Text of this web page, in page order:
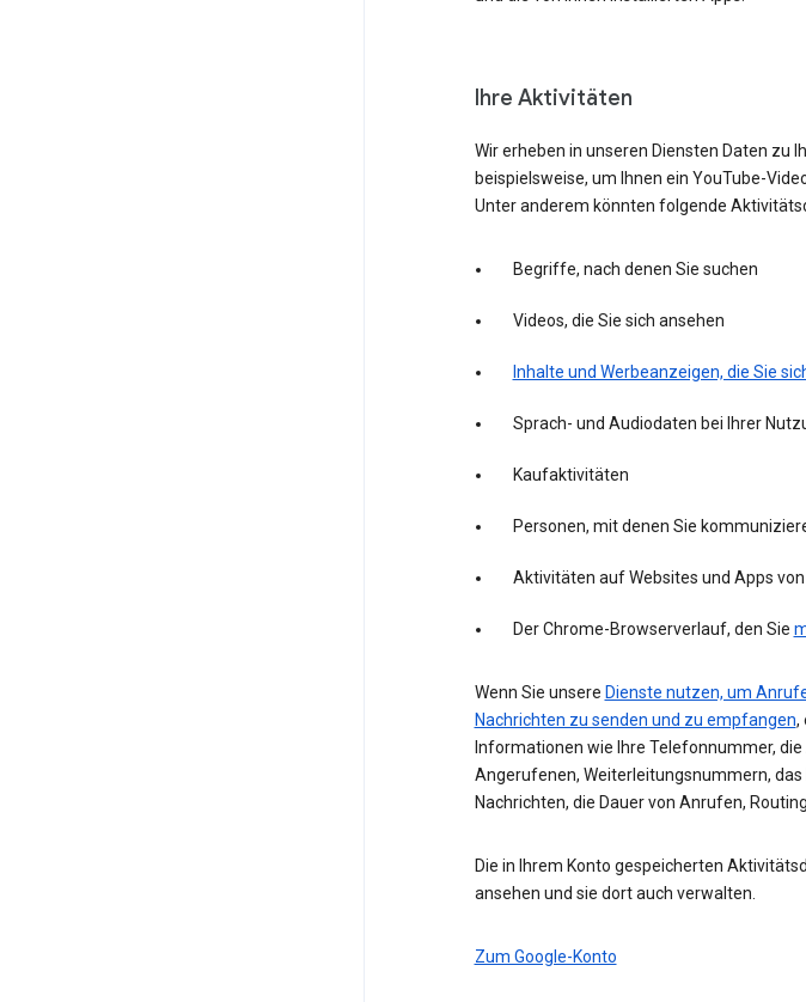
Ihre Aktivitäten
Wir erheben in unseren Diensten Daten zu
beispielsweise, um Ihnen ein YouTube-
Unter anderem könnten folgende
Begriffe, nach denen Sie suchen
Videos, die Sie sich ansehen
Inhalte und Werbeanzeigen, die Sie
Sprach- und Audiodaten bei Ihrer
Kaufaktivitäten
Personen, mit denen Sie
Aktivitäten auf Websites und Apps
Der Chrome-Browserverlauf, den Sie
Wenn Sie unsere Dienste nutzen, um
Nachrichten zu senden und zu empfangen,
Informationen wie Ihre Telefonnummer,
Angerufenen, Weiterleitungsnummern,
Nachrichten, die Dauer von Anrufen,
Die in Ihrem Konto gespeicherten
ansehen und sie dort auch verwalten.
Zum Google-Konto